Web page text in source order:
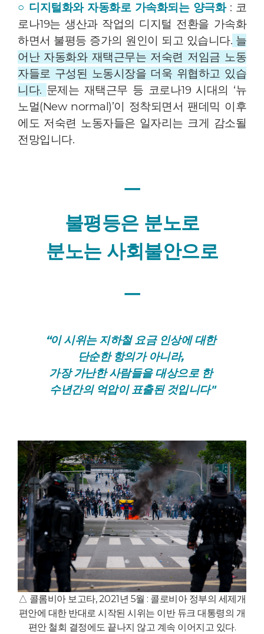
○ 디지털화와 자동화로 가속화되는 양극화 : 코
로나19는 생산과 작업의 디지털 전환을 가속화
하면서 불평등 증가의 원인이 되고 있습니다. 늘
어난 자동화와 재택근무는 저숙련 저임금 노동
자들로 구성된 노동시장을 더욱 위협하고 있습
니다. 문제는 재택근무 등 코로나19 시대의 ‘뉴
노멀(New normal)’이 정착되면서 팬데믹 이후
에도 저숙련 노동자들은 일자리는 크게 감소될
전망입니다.
ㅡ
불평등은 분노로
분노는 사회불안으로
ㅡ
“이 시위는지하철 요금 인상에 대한
단순한 항의가 아니라,
가장 가난한 사람들을 대상으로 한
수년간의 억압이 표출된 것입니다"
△ 콜롬비아 보고타, 2021년 5월 : 콜로비아 정부의 세제개
편안에 대한 반대로 시작된 시위는 이반 듀크 대통령의 개
편안 철회 결정에도 끝나지 않고 계속 이어지고 있다.